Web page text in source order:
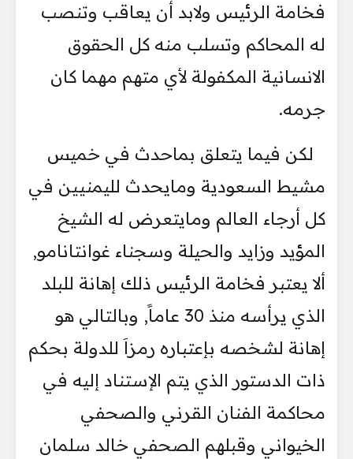
فخامة الرئيس ولابد أن يعاقب وتنصب
له المحاكم وتسلب منه كل الحقوق
الانسانية المكفولة لأي متهم مهما كان
جرمه.
لكن فيما يتعلق بماحدث في خميس
مشيط السعودية ومايحدث لليمنيين في
كل أرجاء العالم ومايتعرض له الشيخ
المؤيد وزايد والحيلة وسجناء غوانتانامو,
ألا يعتبر فخامة الرئيس ذلك إهانة للبلد
الذي يرأسه منذ 30 عاماً, وبالتالي هو
إهانة لشخصه بإعتباره رمزاَ للدولة بحكم
ذات الدستور الذي يتم الإستناد إليه في
محاكمة الفنان القرني والصحفي
الخيواني وقبلهم الصحفي خالد سلمان